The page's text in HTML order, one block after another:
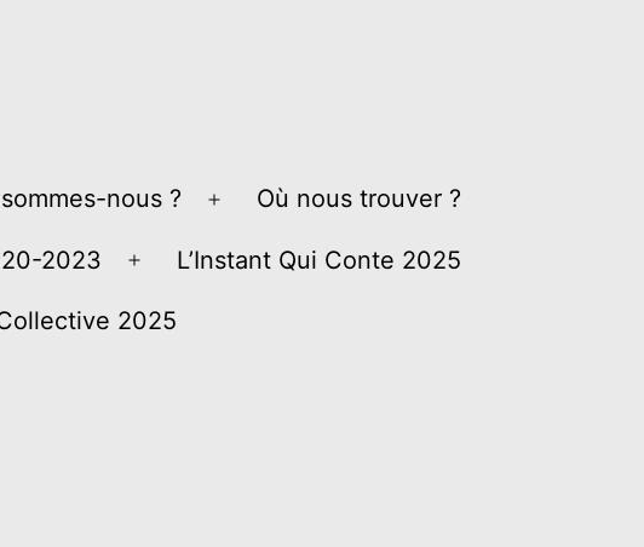
nous ?
Ouvrir
le
Où nous trouver ?
2023
Ouvrir
le
L’Instant Qui Conte 2025
2025